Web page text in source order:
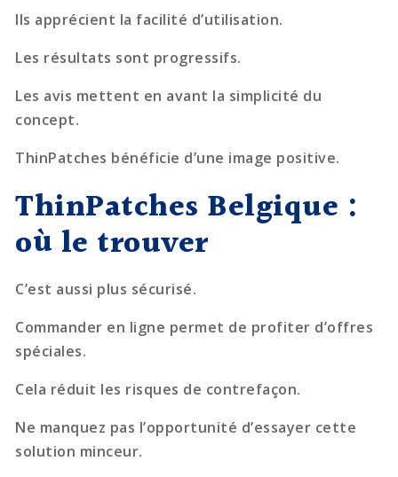
Ils apprécient la facilité d’utilisation.
Les résultats sont progressifs.
Les avis mettent en avant la simplicité du
concept.
ThinPatches bénéficie d’une image positive.
ThinPatches Belgique :
où le trouver
C’est aussi plus sécurisé.
Commander en ligne permet de profiter d’offres
spéciales.
Cela réduit les risques de contrefaçon.
Ne manquez pas l’opportunité d’essayer cette
solution minceur.